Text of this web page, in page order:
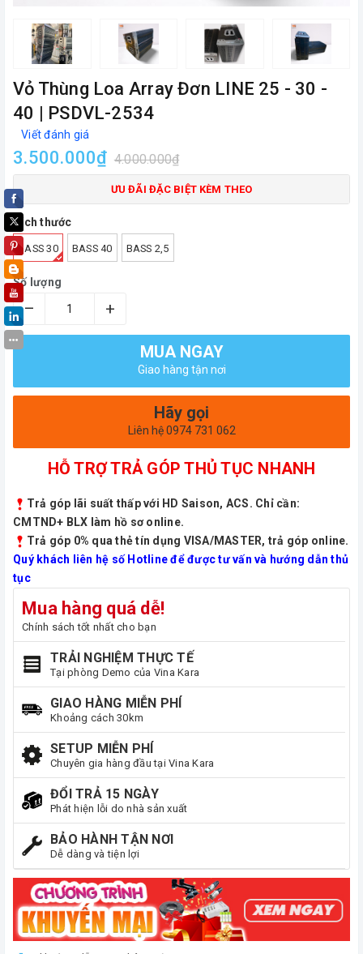
Vỏ Thùng Loa Array Đơn LINE 25 - 30 -
40 | PSDVL-2534
Viết đánh giá
3.500.000₫ 4.000.000₫
ƯU ĐÃI ĐẶC BIỆT KÈM THEO
Kích thước
BASS 30 BASS 40 BASS 2,5
Số lượng
– +
MUA NGAY
Giao hàng tận nơi
Hãy gọi
Liên hệ 0974 731 062
HỖ TRỢ TRẢ GÓP THỦ TỤC NHANH
Trả góp lãi suất thấp với HD Saison, ACS. Chỉ cần:
CMTND+ BLX làm hồ sơ online.
Trả góp 0% qua thẻ tín dụng VISA/MASTER, trả góp online.
Quý khách liên hệ số Hotline để được tư vấn và hướng dẫn thủ
tục
Mua hàng quá dễ!
Chính sách tốt nhất cho bạn
TRẢI NGHIỆM THỰC TẾ
Tại phòng Demo của Vina Kara
GIAO HÀNG MIỄN PHÍ
Khoảng cách 30km
SETUP MIỄN PHÍ
Chuyên gia hàng đầu tại Vina Kara
ĐỔI TRẢ 15 NGÀY
Phát hiện lỗi do nhà sản xuất
BẢO HÀNH TẬN NƠI
Dễ dàng và tiện lợi